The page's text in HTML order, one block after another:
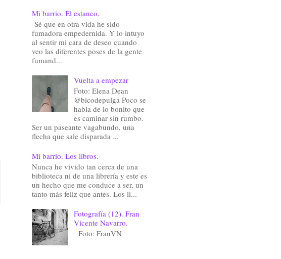
Mi barrio. El estanco.
Sé que en otra vida he sido
fumadora empedernida. Y lo intuyo
al sentir mi cara de deseo cuando
veo las diferentes poses de la gente
fumand...
Vuelta a empezar
Foto: Elena Dean
@bicodepulga Poco se
habla de lo bonito que
es caminar sin rumbo.
Ser un paseante vagabundo, una
flecha que sale disparada ...
Mi barrio. Los libros.
Nunca he vivido tan cerca de una
biblioteca ni de una librería y este es
un hecho que me conduce a ser, un
tanto más feliz que antes. Los li...
Fotografía (12). Fran
Vicente Navarro.
Foto: FranVN